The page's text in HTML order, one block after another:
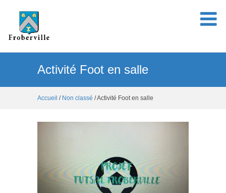
Activité Foot en salle
Accueil / Non classé / Activité Foot en salle